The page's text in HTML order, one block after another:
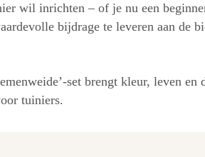
wil inrichten – of je nu een
bijdrage te leveren aan de
set brengt kleur, leven
tuiniers.